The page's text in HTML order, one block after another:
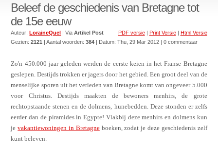
Beleef de geschiedenis van Bretagne tot
de 15e eeuw
PDF versie| Print Versie| Html Versie
Auteur:LoraineQuel | ViaArtikel Post
Gezien:2121 | Aantal woorden:384 | Datum:Thu, 29 Mar 2012 | 0 commentaar
Zo'n 450.000 jaar geleden werden de eerste keien in het Franse Bretagne
geslepen. Destijds trokken er jagers door het gebied. Een groot deel van de
menselijke sporen uit het verleden van Bretagne komt van ongeveer 5.000
voor Christus. Destijds maakten de bewoners menhirs, de grote
rechtopstaande stenen en de dolmens, hunebedden. Deze stonden er zelfs
eerder dan de piramides in Egypte! Vlakbij deze menhirs en dolmens kun
jevakantiewoningen in Bretagneboeken, zodat je deze geschiedenis zelf
kunt beleven.